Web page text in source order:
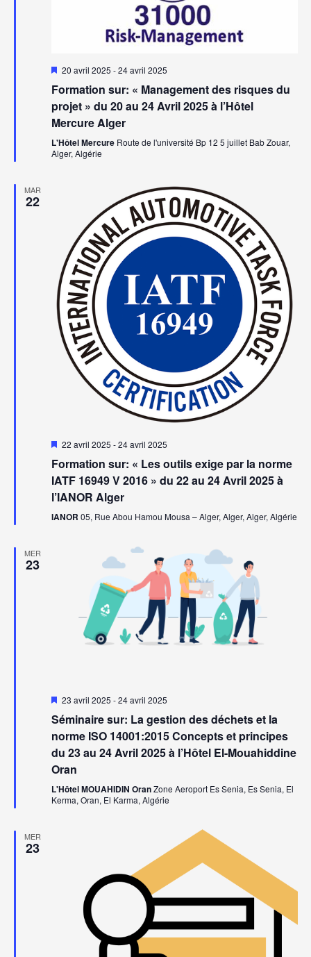
Mis
avant
20 avril 2025 -24 avril 2025
Formation sur: « Management des risques du
projet » du 20 au 24 Avril 2025 à l’Hôtel
Mercure Alger
L'Hôtel Mercure Route de l'université Bp 12 5 juillet Bab Zouar,
Alger, Algérie
MAR
22
Mis
avant
22 avril 2025 -24 avril 2025
Formation sur: « Les outils exige par la norme
IATF 16949 V 2016 » du 22 au 24 Avril 2025 à
l’IANOR Alger
IANOR 05, Rue Abou Hamou Mousa – Alger, Alger, Alger, Algérie
MER
23
Mis
avant
23 avril 2025 -24 avril 2025
Séminaire sur: La gestion des déchets et la
norme ISO 14001:2015 Concepts et principes
du 23 au 24 Avril 2025 à l’Hôtel El-Mouahiddine
Oran
L'Hôtel MOUAHIDIN OranZone Aeroport Es Senia, Es Senia, El
Kerma, Oran, El Karma, Algérie
MER
23